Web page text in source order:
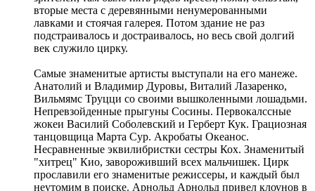
вторые места с деревянными ненумерованными
лавками и стоячая галерея. Потом здание не раз
подстраивалось и достраивалось, но весь свой долгий
век служило цирку.
Самые знаменитые артисты выступали на его манеже.
Анатолий и Владимир Дуровы, Виталий Лазаренко,
Вильмямс Труцци со своими вышколенными лошадьми.
Непревзойденные прыгуны Сосины. Первокалссные
жокеи Василий Соболевский и Герберт Кук. Грациозная
танцовщица Марта Сур. Акробаты Океанос.
Несравненные эквилибристки сестры Кох. Знаменитый
"хитрец" Кио, завороживший всех мальчишек. Цирк
прославили его знаменитые режиссеры, и каждый был
неутомим в поиске. Арнольд Арнольд привел клоунов в